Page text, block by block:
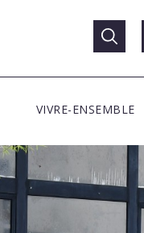
VIVRE-ENSEMBLE